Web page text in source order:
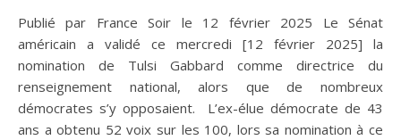
Publié par France Soir le 12 février 2025 Le Sénat
américain a validé ce mercredi [12 février 2025] la
nomination de Tulsi Gabbard comme directrice du
renseignement national, alors que de nombreux
démocrates s’y opposaient. L’ex-élue démocrate de 43
ans a obtenu 52 voix sur les 100, lors sa nomination à ce